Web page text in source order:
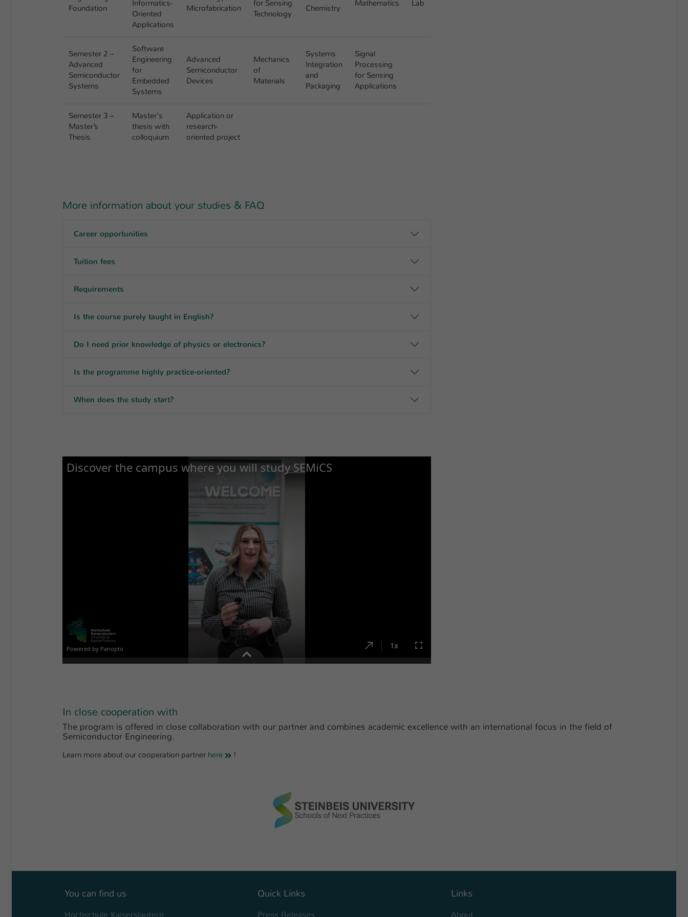
Foundation
Informatics-
Oriented
Applications
Microfabrication
for Sensing
Technology
Chemistry
Mathematics
Lab
Semester 2 –
Advanced
Semiconductor
Systems
Software
Engineering
for
Embedded
Systems
Advanced
Semiconductor
Devices
Mechanics
of
Materials
Systems
Integration
and
Packaging
Signal
Processing
for Sensing
Applications
Semester 3 –
Master’s
Thesis
Master's
thesis with
colloquium
Application or
research-
oriented project
More information about your studies & FAQ
Career opportunities
Tuition fees
Requirements
Is the course purely taught in English?
Do I need prior knowledge of physics or electronics?
Is the programme highly practice-oriented?
When does the study start?
In close cooperation with
The program is offered in close collaboration with our partner and combines academic excellence with an international focus in the field of
Semiconductor Engineering.
Learn more about our cooperation partner here !
You can find us
Hochschule Kaiserslautern
Quick Links
Press Releases
Links
About
Laufzeit 1 Tag
Rechte besitzt diese zu verwalten.